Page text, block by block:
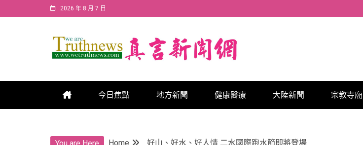
to
2026 年 8 月 7 日
真言新聞網
今日焦點 地方新聞 健康醫療 大陸新聞 宗教寺廟
Home 好山、好水、好人情 二水國際跑水節即將登場